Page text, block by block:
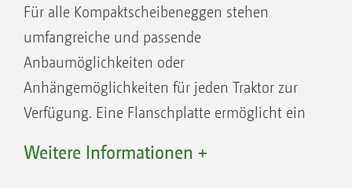
Für alle Kompaktscheibeneggen stehen
umfangreiche und passende
Anbaumöglichkeiten oder
Anhängemöglichkeiten für jeden Traktor zur
Verfügung. Eine Flanschplatte ermöglicht ein
Anhängung. Bei der Unterlenkeranhängung ist
Weitere Informationen +